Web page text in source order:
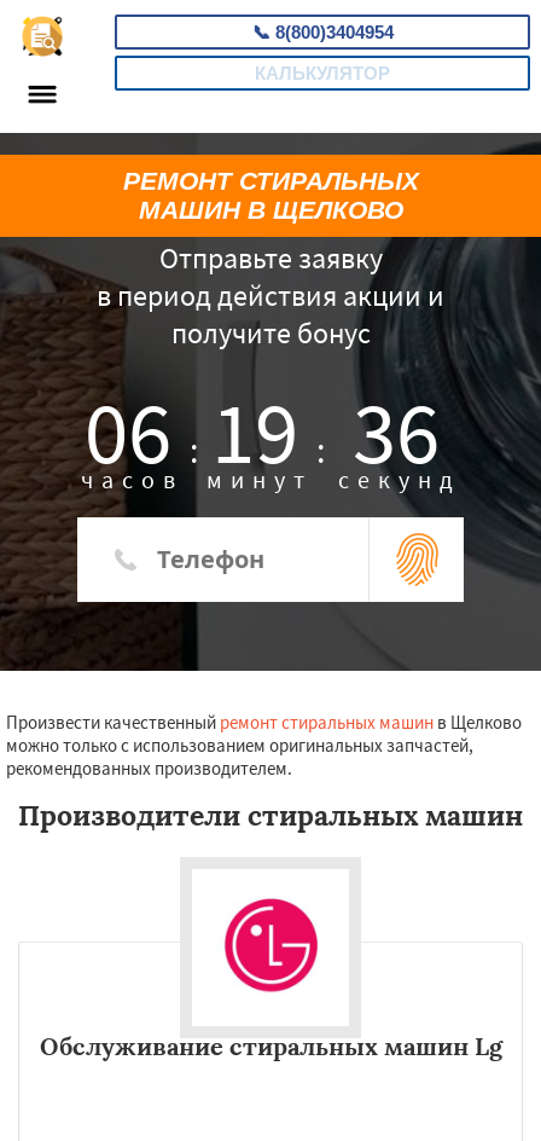
📞 8(800)3404954
КАЛЬКУЛЯТОР
Отправьте заявку
в период действия акции и
получите бонус
06 :
часов 19 :
минут 35
секунд
РЕМОНТ СТИРАЛЬНЫХ
МАШИН В ЩЕЛКОВО
Произвести качественный ремонт стиральных машин в Щелково
можно только с использованием оригинальных запчастей,
рекомендованных производителем.
Производители стиральных машин
Обслуживание стиральных машин Lg